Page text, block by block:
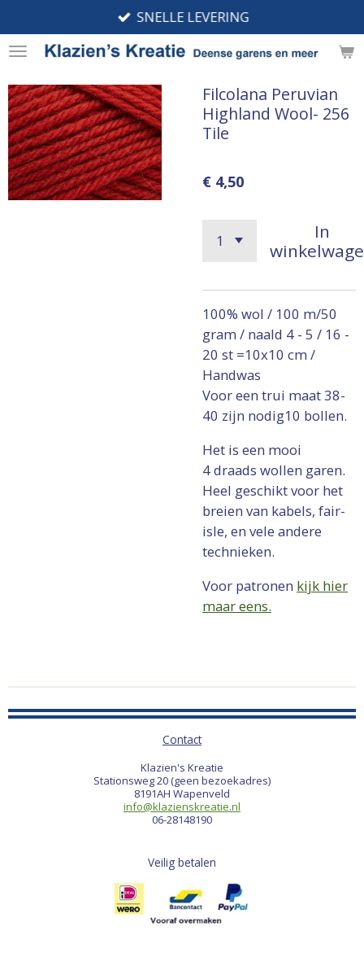
direct
naar
hoofdinhoud
SNELLE LEVERING
Filcolana Peruvian
Highland Wool- 256
Tile
€ 4,50
In
100% wol / 100 m/50
gram / naald 4 - 5 / 16 -
20 st =10x10 cm /
Handwas
Voor een trui maat 38-
40 zijn nodig10 bollen.
Het is een mooi
4 draads wollen garen.
Heel geschikt voor het
breien van kabels, fair-
isle, en vele andere
technieken.
Voor patronen kijk hier
maar eens.
Contact
Klazien's Kreatie
Stationsweg 20 (geen bezoekadres)
8191AH Wapenveld
info@klazienskreatie.nl
06-28148190
Veilig betalen